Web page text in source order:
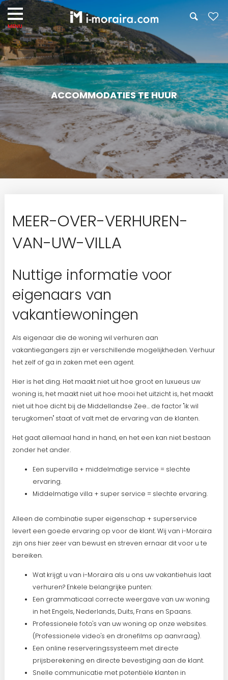
ACCOMMODATIES TE HUUR
MEER-OVER-VERHUREN-
VAN-UW-VILLA
Nuttige informatie voor
eigenaars van
vakantiewoningen
Als eigenaar die de woning wil verhuren aan
vakantiegangers zijn er verschillende mogelijkheden. Verhuur
het zelf of ga in zaken met een agent.
Hier is het ding. Het maakt niet uit hoe groot en luxueus uw
woning is, het maakt niet uit hoe mooi het uitzicht is, het maakt
niet uit hoe dicht bij de Middellandse Zee... de factor "ik wil
terugkomen" staat of valt met de ervaring van de klanten.
Het gaat allemaal hand in hand, en het een kan niet bestaan
zonder het ander.
Een supervilla + middelmatige service = slechte
ervaring.
Middelmatige villa + super service = slechte ervaring.
Alleen de combinatie super eigenschap + superservice
levert een goede ervaring op voor de klant. Wij van i-Moraira
zijn ons hier zeer van bewust en streven ernaar dit voor u te
bereiken.
Wat krijgt u van i-Moraira als u ons uw vakantiehuis laat
verhuren? Enkele belangrijke punten:
Een grammaticaal correcte weergave van uw woning
in het Engels, Nederlands, Duits, Frans en Spaans.
Professionele foto's van uw woning op onze websites.
(Professionele video's en dronefilms op aanvraag).
Een online reserveringssysteem met directe
prijsberekening en directe bevestiging aan de klant.
Snelle communicatie met potentiële klanten in